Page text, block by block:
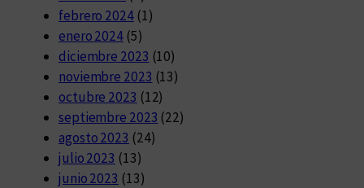
febrero 2024(1)
enero 2024 (5)
diciembre 2023 (10)
noviembre 2023 (13)
octubre 2023 (12)
septiembre 2023 (22)
agosto 2023 (24)
julio 2023 (13)
junio 2023 (13)